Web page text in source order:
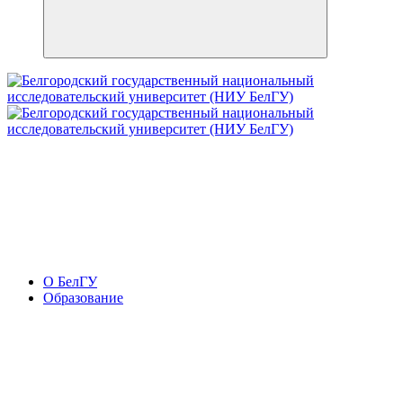
О БелГУ
Образование